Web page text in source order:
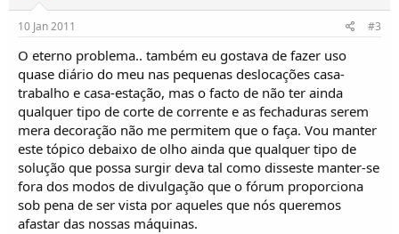
10 Jan 2011 #3
O eterno problema.. também eu gostava de fazer uso
quase diário do meu nas pequenas deslocações casa-
trabalho e casa-estação, mas o facto de não ter ainda
qualquer tipo de corte de corrente e as fechaduras serem
mera decoração não me permitem que o faça. Vou manter
este tópico debaixo de olho ainda que qualquer tipo de
solução que possa surgir deva tal como disseste manter-se
fora dos modos de divulgação que o fórum proporciona
sob pena de ser vista por aqueles que nós queremos
afastar das nossas máquinas.